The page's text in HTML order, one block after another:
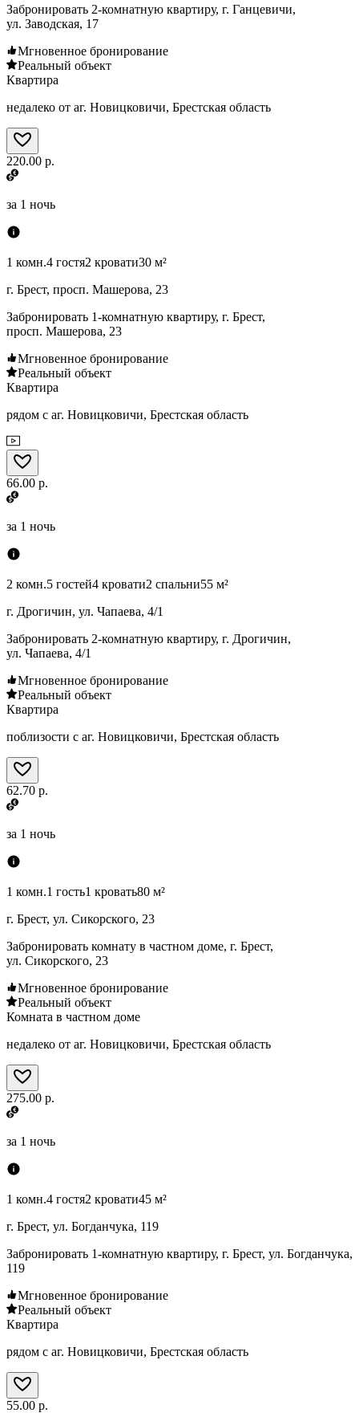
Забронировать 2-комнатную квартиру, г. Ганцевичи,
ул. Заводская, 17
Мгновенное бронирование
Реальный объект
Квартира
недалеко от аг. Новицковичи, Брестская область
220.00 р.
за 1 ночь
1 комн.4 гостя2 кровати30 м²
г. Брест, просп. Машерова, 23
Забронировать 1-комнатную квартиру, г. Брест,
просп. Машерова, 23
Мгновенное бронирование
Реальный объект
Квартира
рядом с аг. Новицковичи, Брестская область
66.00 р.
за 1 ночь
2 комн.5 гостей4 кровати2 спальни55 м²
г. Дрогичин, ул. Чапаева, 4/1
Забронировать 2-комнатную квартиру, г. Дрогичин,
ул. Чапаева, 4/1
Мгновенное бронирование
Реальный объект
Квартира
поблизости с аг. Новицковичи, Брестская область
62.70 р.
за 1 ночь
1 комн.1 гость1 кровать80 м²
г. Брест, ул. Сикорского, 23
Забронировать комнату в частном доме, г. Брест,
ул. Сикорского, 23
Мгновенное бронирование
Реальный объект
Комната в частном доме
недалеко от аг. Новицковичи, Брестская область
275.00 р.
за 1 ночь
1 комн.4 гостя2 кровати45 м²
г. Брест, ул. Богданчука, 119
Забронировать 1-комнатную квартиру, г. Брест, ул. Богданчука,
119
Мгновенное бронирование
Реальный объект
Квартира
рядом с аг. Новицковичи, Брестская область
55.00 р.